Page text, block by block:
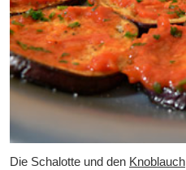
Die Schalotte und den Knoblauch